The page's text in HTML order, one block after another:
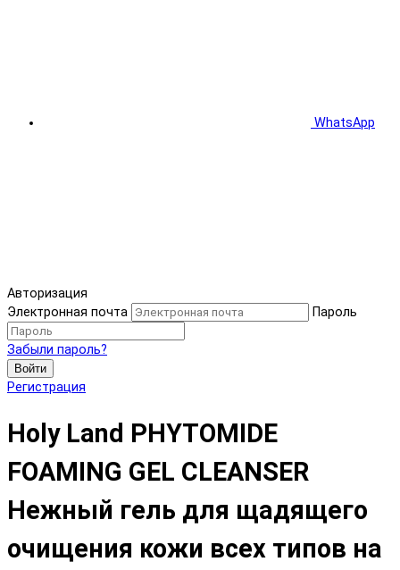
WhatsApp
Авторизация
Электронная почта
Пароль
Забыли пароль?
Войти
Регистрация
Holy Land PHYTOMIDE
FOAMING GEL CLEANSER
Нежный гель для щадящего
очищения кожи всех типов на